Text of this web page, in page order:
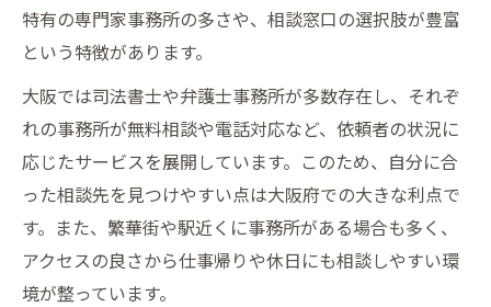
らではの工夫
ポイント
過払い金相談が無料の窓口を大阪で活用す
る方法
過払い金請求の評判や口コミを活かした事
務所選び
大阪府での過払い金請求でデメリットを避
特有の専門家事務所の多さや、相談窓口の選択肢が豊富
という特徴があります。
大阪では司法書士や弁護士事務所が多数存在し、それぞ
れの事務所が無料相談や電話対応など、依頼者の状況に
応じたサービスを展開しています。このため、自分に合
った相談先を見つけやすい点は大阪府での大きな利点で
す。また、繁華街や駅近くに事務所がある場合も多く、
アクセスの良さから仕事帰りや休日にも相談しやすい環
境が整っています。